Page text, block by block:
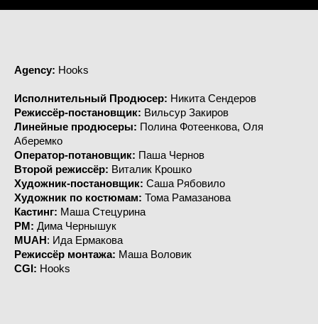
Agency: Hooks
Исполнительный Продюсер: Никита Сендеров
Режиссёр-постановщик: Вильсур Закиров
Линейные продюсеры: Полина Фотеенкова, Оля
Аберемко
Оператор-потановщик: Паша Чернов
Второй режиссёр: Виталик Крошко
Художник-постановщик: Саша Рябовило
Художник по костюмам: Тома Рамазанова
Кастинг: Маша Стецурина
PM: Дима Чернышук
MUAH: Ида Ермакова
Режиссёр монтажа: Маша Воловик
CGI: Hooks